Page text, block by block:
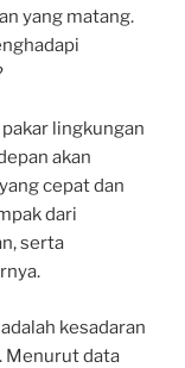
yang matang.
lingkungan
akan
cepat dan
dari
serta
kesadaran
Menurut data